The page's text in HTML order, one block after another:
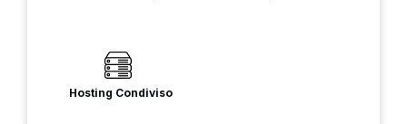
Hosting Condiviso